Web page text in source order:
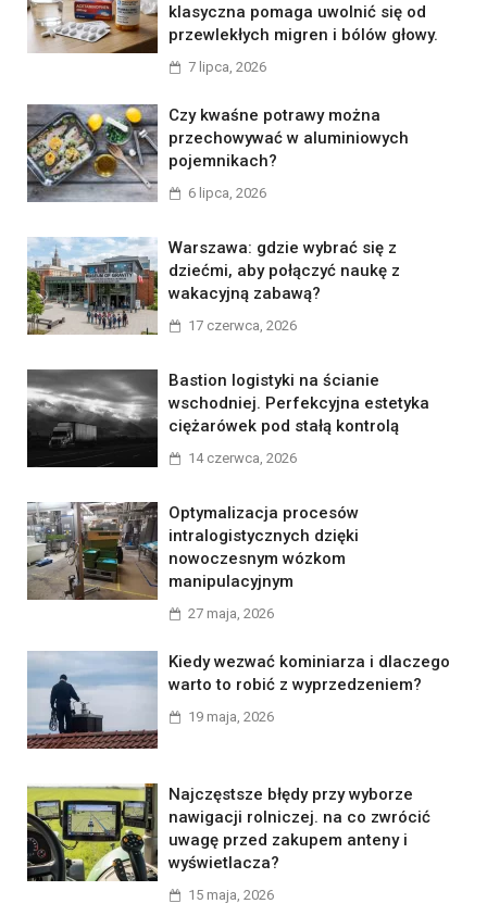
klasyczna pomaga uwolnić się od
przewlekłych migren i bólów głowy.
7 lipca, 2026
Czy kwaśne potrawy można
przechowywać w aluminiowych
pojemnikach?
6 lipca, 2026
Warszawa: gdzie wybrać się z
dziećmi, aby połączyć naukę z
wakacyjną zabawą?
17 czerwca, 2026
Bastion logistyki na ścianie
wschodniej. Perfekcyjna estetyka
ciężarówek pod stałą kontrolą
14 czerwca, 2026
Optymalizacja procesów
intralogistycznych dzięki
nowoczesnym wózkom
manipulacyjnym
27 maja, 2026
Kiedy wezwać kominiarza i dlaczego
warto to robić z wyprzedzeniem?
19 maja, 2026
Najczęstsze błędy przy wyborze
nawigacji rolniczej. na co zwrócić
uwagę przed zakupem anteny i
wyświetlacza?
15 maja, 2026